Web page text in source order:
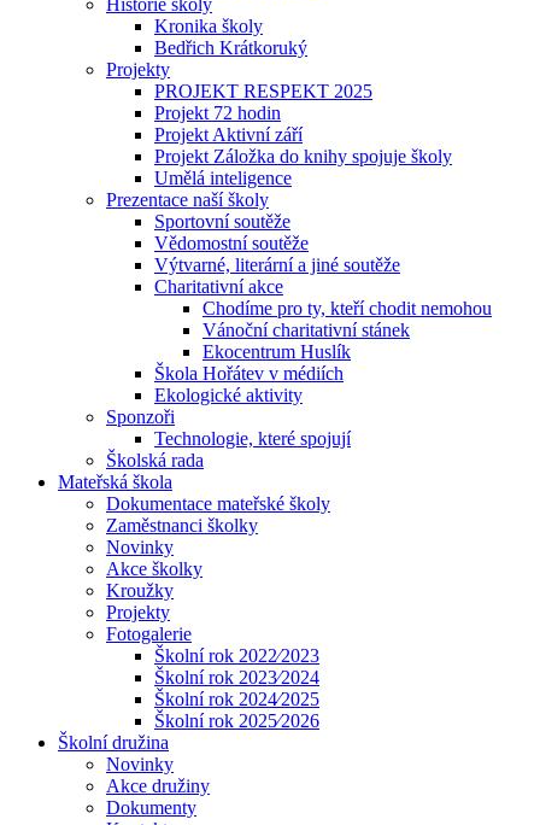
Historie školy
Kronika školy
Bedřich Krátkoruký
Projekty
PROJEKT RESPEKT 2025
Projekt 72 hodin
Projekt Aktivní září
Projekt Záložka do knihy spojuje školy
Umělá inteligence
Prezentace naší školy
Sportovní soutěže
Vědomostní soutěže
Výtvarné, literární a jiné soutěže
Charitativní akce
Chodíme pro ty, kteří chodit nemohou
Vánoční charitativní stánek
Ekocentrum Huslík
Škola Hořátev v médiích
Ekologické aktivity
Sponzoři
Technologie, které spojují
Školská rada
Mateřská škola
Dokumentace mateřské školy
Zaměstnanci školky
Novinky
Akce školky
Kroužky
Projekty
Fotogalerie
Školní rok 2022⁄2023
Školní rok 2023⁄2024
Školní rok 2024⁄2025
Školní rok 2025⁄2026
Školní družina
Novinky
Akce družiny
Dokumenty